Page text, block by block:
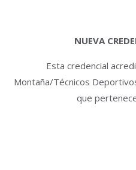
NUEVA
Esta credencial
Montaña/Técnicos
que